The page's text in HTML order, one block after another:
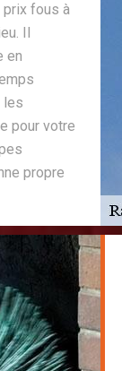
prix fous à
Il
en
les
pour votre
propre